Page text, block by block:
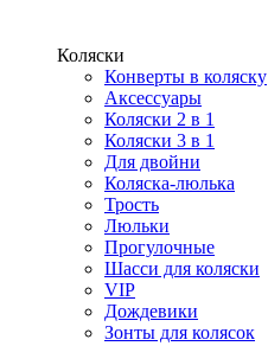
Коляски
Конверты в коляску
Аксессуары
Коляски 2 в 1
Коляски 3 в 1
Для двойни
Коляска-люлька
Трость
Люльки
Прогулочные
Шасси для коляски
VIP
Дождевики
Зонты для колясок